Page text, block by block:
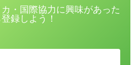
・国際協力に興味があった
登録しよう！